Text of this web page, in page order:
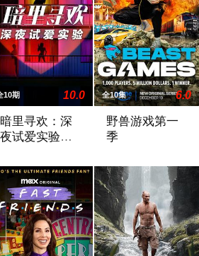
10期 10.0
暗里寻欢：深
夜试爱实验第
全10集 6.0
野兽游戏第一
季